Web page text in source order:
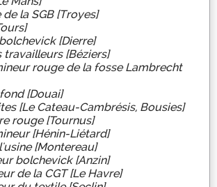
de la SGB [Troyes]
[Dierre]
travailleurs [Béziers]
rouge de la fosse Lambrecht
[Douai]
[Le Cateau-Cambrésis, Bousies]
rouge [Tournus]
[Hénin-Liétard]
[Montereau]
bolchevick [Anzin]
de la CGT [Le Havre]